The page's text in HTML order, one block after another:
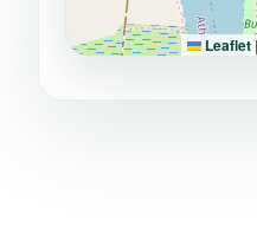
Leaflet|